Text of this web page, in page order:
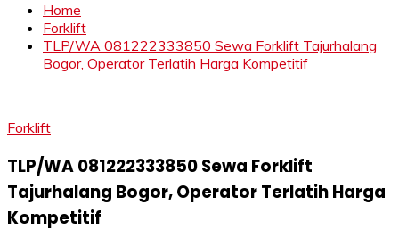
Home
Forklift
TLP/WA 081222333850 Sewa Forklift Tajurhalang
Bogor, Operator Terlatih Harga Kompetitif
Forklift
TLP/WA 081222333850 Sewa Forklift
Tajurhalang Bogor, Operator Terlatih Harga
Kompetitif